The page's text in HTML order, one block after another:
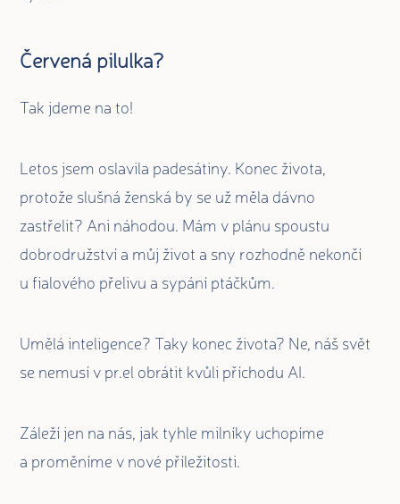
Červená pilulka?
Tak jdeme na to!
Letos jsem oslavila padesátiny. Konec života,
protože slušná ženská by se už měla dávno
zastřelit? Ani náhodou. Mám v plánu spoustu
dobrodružství a můj život a sny rozhodně nekončí
u fialového přelivu a sypání ptáčkům.
Umělá inteligence? Taky konec života? Ne, náš svět
se nemusí v pr.el obrátit kvůli příchodu AI.
Záleží jen na nás, jak tyhle milníky uchopíme
a proměníme v nové příležitosti.